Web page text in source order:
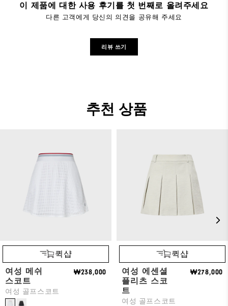
이 제품에 대한 사용 후기를 첫 번째로 올려주세요
다른 고객에게 당신의 의견을 공유해 주세요
리뷰 쓰기
추천 상품
퀵샵
여성 메쉬
스코트
여성 골프스코트
₩238,000
퀵샵
여성 에센셜
플리츠 스코
트
여성 골프스코트
₩278,000